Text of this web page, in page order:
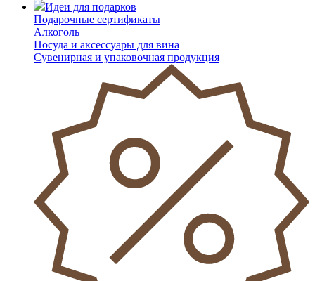
Идеи для подарков
Подарочные сертификаты
Алкоголь
Посуда и аксессуары для вина
Сувенирная и упаковочная продукция